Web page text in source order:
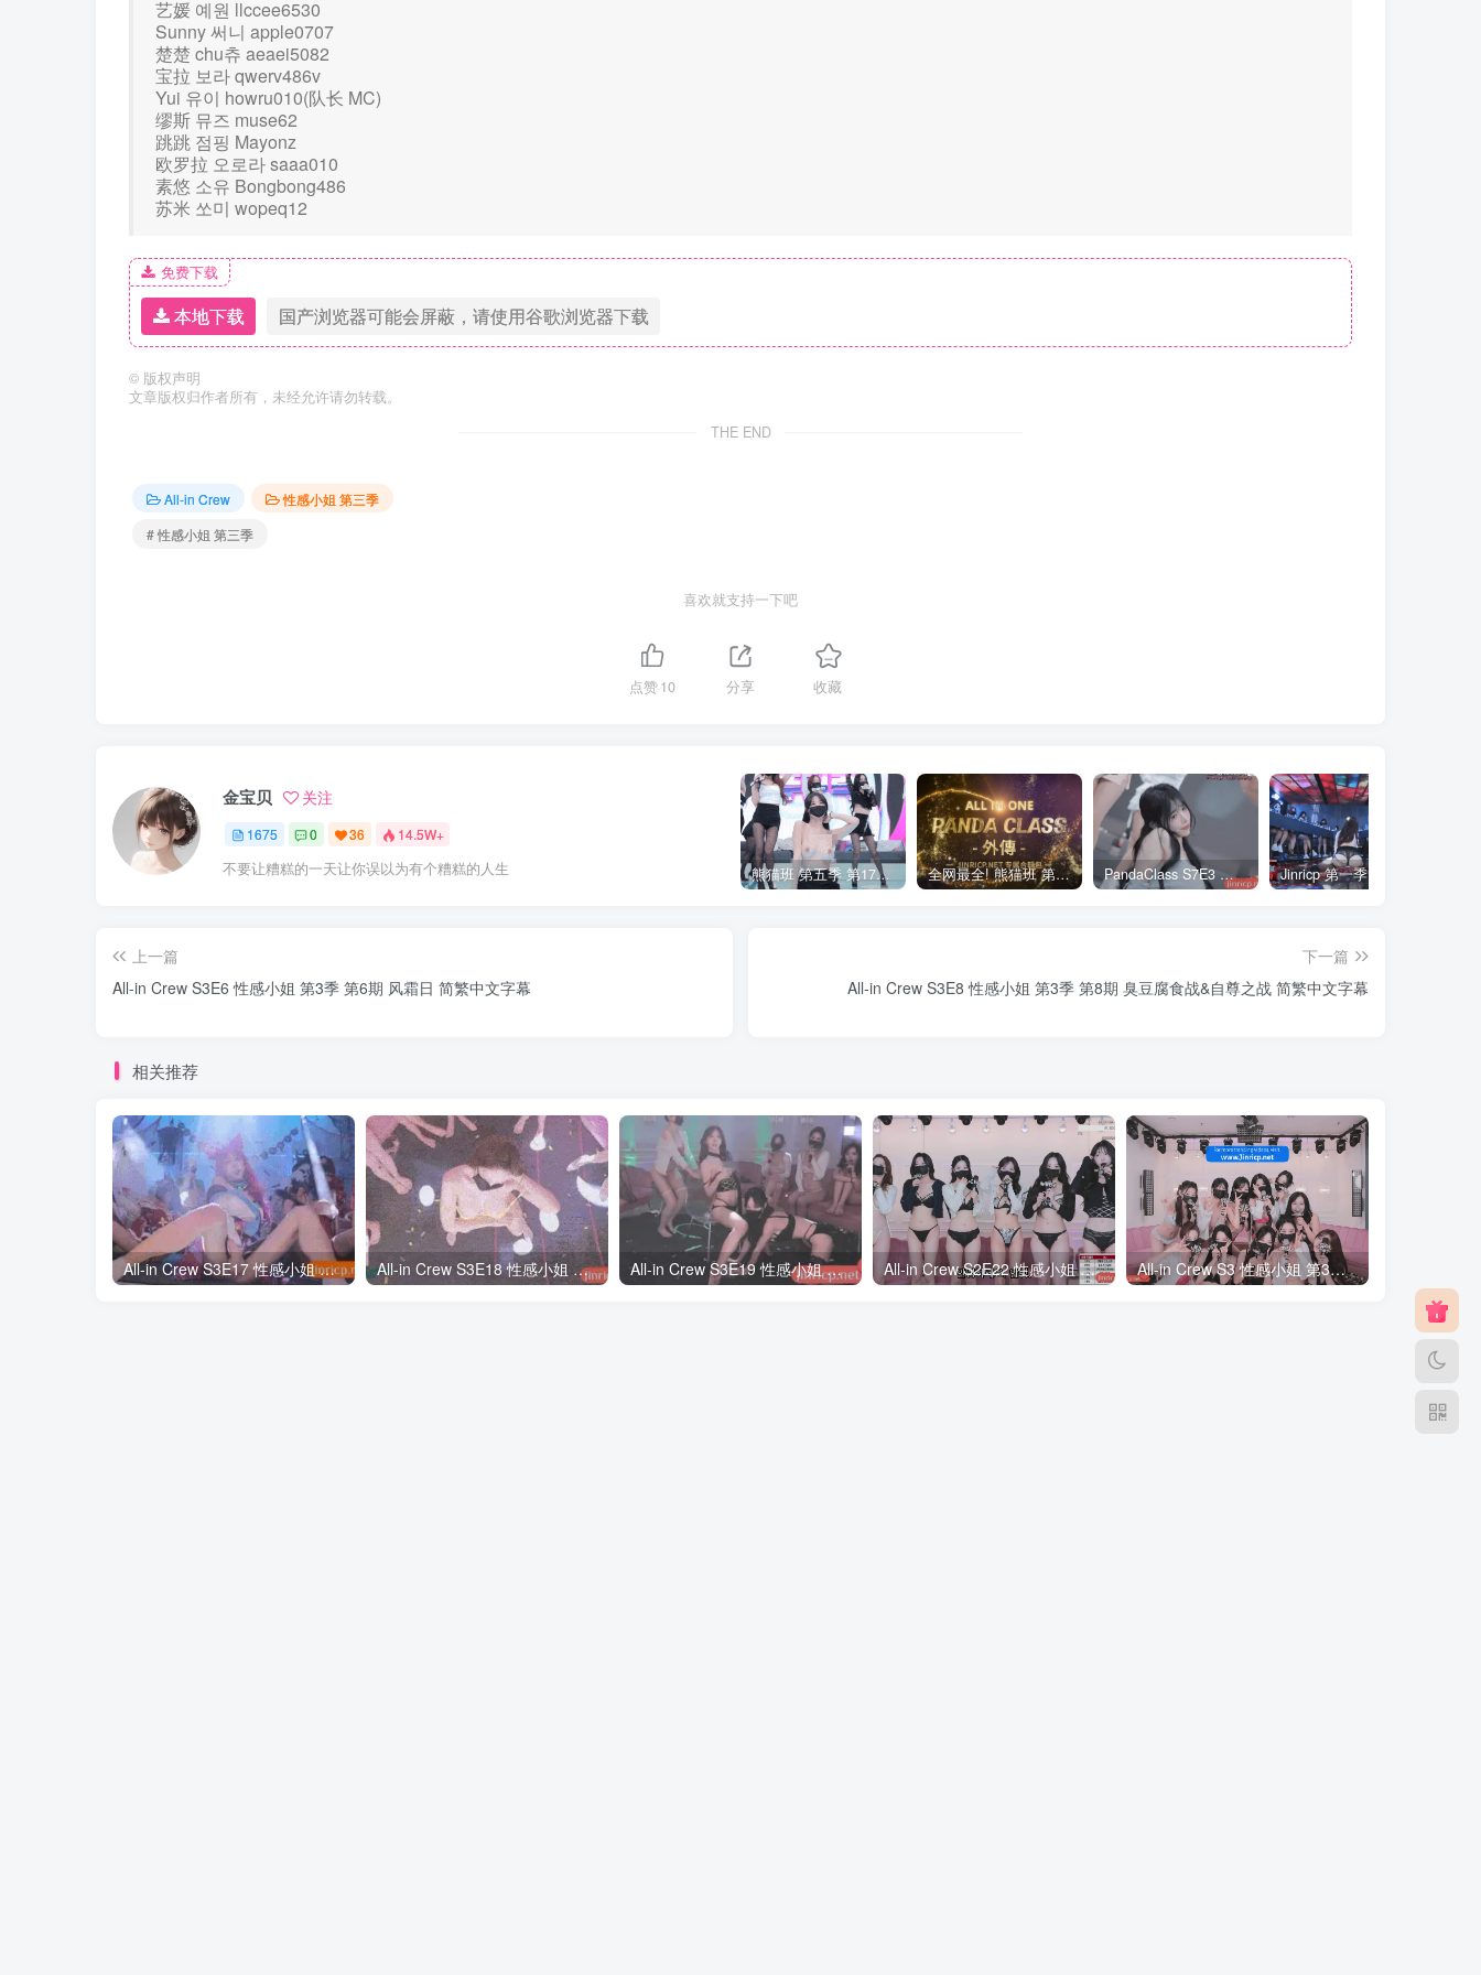
艺媛 예원 llccee6530
Sunny 써니 apple0707
楚楚 chu츄 aeaei5082
宝拉 보라 qwerv486v
Yui 유이 howru010(队长 MC)
缪斯 뮤즈 muse62
跳跳 점핑 Mayonz
欧罗拉 오로라 saaa010
素悠 소유 Bongbong486
苏米 쏘미 wopeq12
免费下载
本地下载 国产浏览器可能会屏蔽，请使用谷歌浏览器下载
© 版权声明
文章版权归作者所有，未经允许请勿转载。
THE END
All-in Crew
性感小姐 第三季
# 性感小姐 第三季
喜欢就支持一下吧
点赞10 分享 收藏
金宝贝 关注
1675 0 36 14.5W+
不要让糟糕的一天让你误以为有个糟糕的人生 熊猫班 第五季 第17期 最终职级赛&完结 全网最全! 熊猫班 第6季 外传 SpinOff 全集 All in one 合集版 中英韩简繁字幕外挂版 PandaClass S7E3 熊猫班 第7季 第3期 二十一点日 中英韩简繁字幕
上一篇
All-in Crew S3E6 性感小姐 第3季 第6期 风霜日 简繁中文字幕
下一篇
All-in Crew S3E8 性感小姐 第3季 第8期 臭豆腐食战&自尊之战 简繁中文字幕
相关推荐
All-in Crew S3E17 性感小姐 第3季 第17期 终极Cosplay大对决 中韩简繁字幕 All-in Crew S3E18 性感小姐 第3季 第18期 多巴胺日 中韩简繁字幕 All-in Crew S3E19 性感小姐 第3季 第19期 完结撒花 中韩简繁字幕 All-in Crew S2E22 性感小姐 第2季 第22期 最终职级战 简繁中文字幕 All-in Crew S3 性感小姐 第3季 全集 All in one 合集版 中文简繁字幕